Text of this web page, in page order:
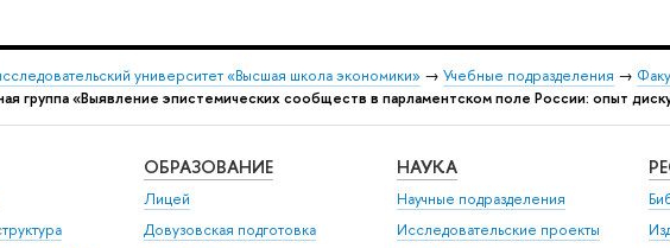
университет «Высшая школа экономики» → Учебные подразделения →
группа «Выявление эпистемических сообществ в парламентском поле России: опыт
ОБРАЗОВАНИЕ
Лицей
Довузовская подготовка
НАУКА
Научные подразделения
Исследовательские проекты